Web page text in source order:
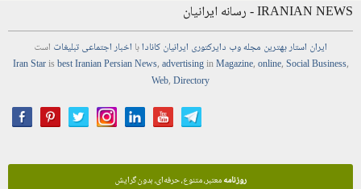
IRANIAN NEWS - رسانه ایرانیان
ایران استاربهترین مجلهوب دایرکتوری ایرانیان کانادابا اخباراجتماعیتبلیغات است
Iran Starisbest Iranian PersianNews,advertisinginMagazine,online,Social Business,
Web,Directory
روزنامهمعتبر، متنوع، حرفه‌ای، بدون گرایش